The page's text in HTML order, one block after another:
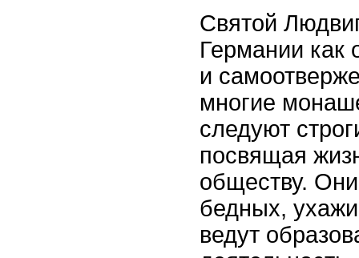
Святой
Германии как
и
многие
следуют
посвящая
обществу.
бедных,
ведут